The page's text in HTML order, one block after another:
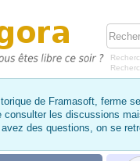
de Framasoft, ferme
les discussions
des questions, on se